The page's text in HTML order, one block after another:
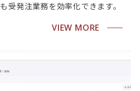
受発注業務を効率化できます。
VIEW MORE